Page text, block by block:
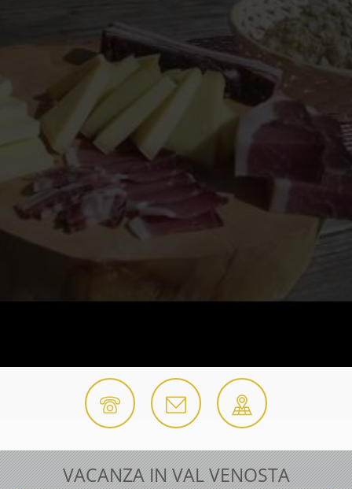
VACANZA IN VAL VENOSTA